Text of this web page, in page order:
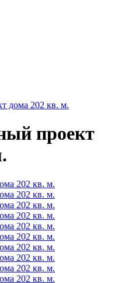
дома 202 кв. м.
проект